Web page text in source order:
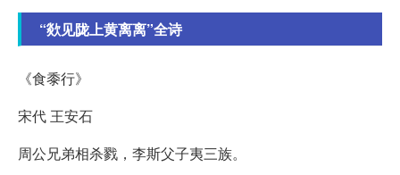
“欻见陇上黄离离”全诗
《食黍行》
宋代 王安石
周公兄弟相杀戮，李斯父子夷三族。